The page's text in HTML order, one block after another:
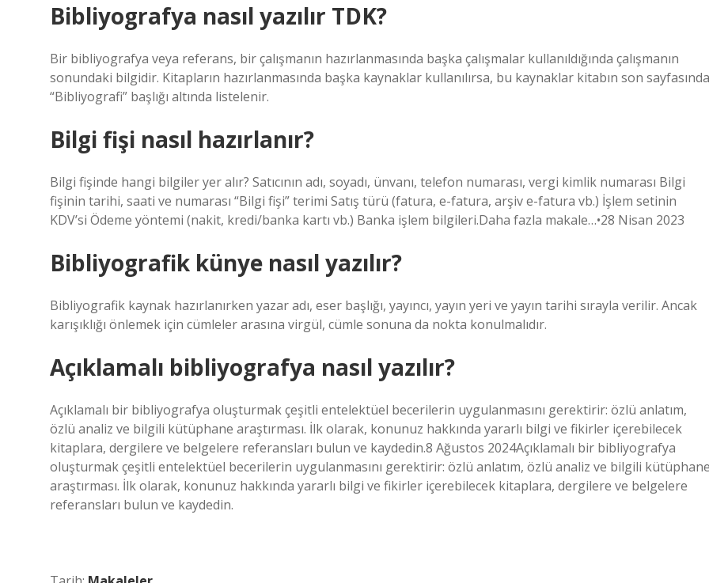
Bibliyografya nasıl yazılır TDK?
Bir bibliyografya veya referans, bir çalışmanın hazırlanmasında başka çalışmalar kullanıldığında çalışmanın
sonundaki bilgidir. Kitapların hazırlanmasında başka kaynaklar kullanılırsa, bu kaynaklar kitabın son sayfasında
“Bibliyografi” başlığı altında listelenir.
Bilgi fişi nasıl hazırlanır?
Bilgi fişinde hangi bilgiler yer alır? Satıcının adı, soyadı, ünvanı, telefon numarası, vergi kimlik numarası Bilgi
fişinin tarihi, saati ve numarası “Bilgi fişi” terimi Satış türü (fatura, e-fatura, arşiv e-fatura vb.) İşlem setinin
KDV’si Ödeme yöntemi (nakit, kredi/banka kartı vb.) Banka işlem bilgileri.Daha fazla makale…•28 Nisan 2023
Bibliyografik künye nasıl yazılır?
Bibliyografik kaynak hazırlanırken yazar adı, eser başlığı, yayıncı, yayın yeri ve yayın tarihi sırayla verilir. Ancak
karışıklığı önlemek için cümleler arasına virgül, cümle sonuna da nokta konulmalıdır.
Açıklamalı bibliyografya nasıl yazılır?
Açıklamalı bir bibliyografya oluşturmak çeşitli entelektüel becerilerin uygulanmasını gerektirir: özlü anlatım,
özlü analiz ve bilgili kütüphane araştırması. İlk olarak, konunuz hakkında yararlı bilgi ve fikirler içerebilecek
kitaplara, dergilere ve belgelere referansları bulun ve kaydedin.8 Ağustos 2024Açıklamalı bir bibliyografya
oluşturmak çeşitli entelektüel becerilerin uygulanmasını gerektirir: özlü anlatım, özlü analiz ve bilgili
araştırması. İlk olarak, konunuz hakkında yararlı bilgi ve fikirler içerebilecek kitaplara, dergilere ve belgelere
referansları bulun ve kaydedin.